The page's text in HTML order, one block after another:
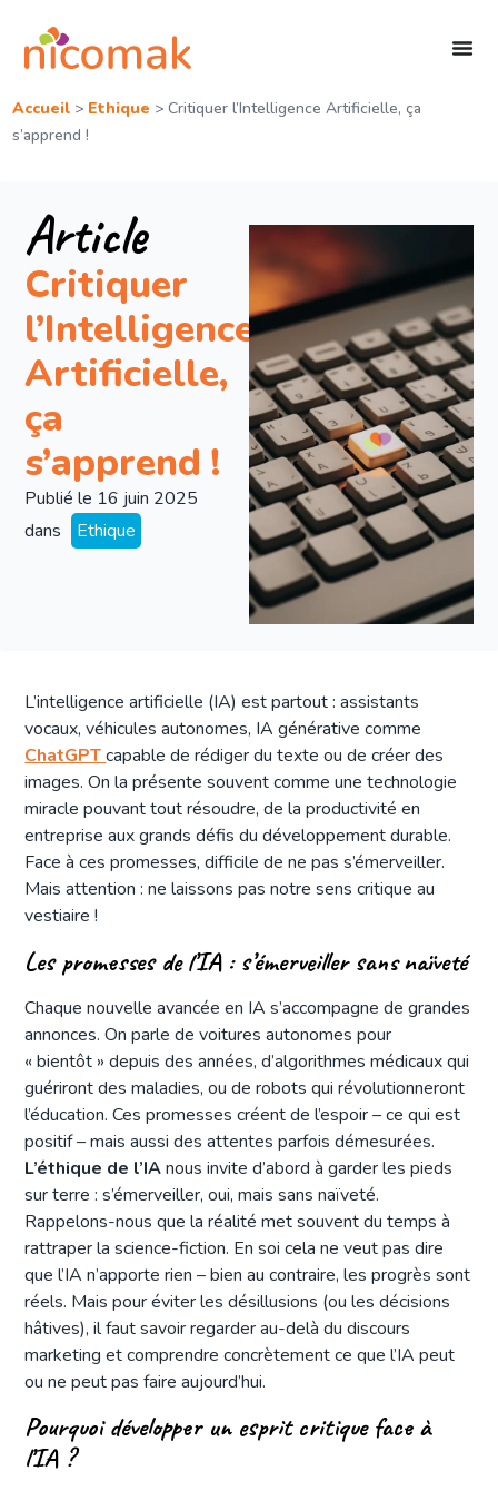
Accueil> Ethique > Critiquer l’Intelligence Artificielle, ça
s’apprend !
Article
Critiquer
l’Intelligence
Artificielle,
ça
s’apprend !
Publié le 16 juin 2025
dans
Ethique
L’intelligence artificielle (IA) est partout : assistants
vocaux, véhicules autonomes, IA générative comme
ChatGPTcapable de rédiger du texte ou de créer des
images. On la présente souvent comme une technologie
miracle pouvant tout résoudre, de la productivité en
entreprise aux grands défis du développement durable.
Face à ces promesses, difficile de ne pas s’émerveiller.
Mais attention : ne laissons pas notre sens critique au
vestiaire !
Les promesses de l’IA : s’émerveiller sans naïveté
Chaque nouvelle avancée en IA s’accompagne de grandes
annonces. On parle de voitures autonomes pour
« bientôt » depuis des années, d’algorithmes médicaux qui
guériront des maladies, ou de robots qui révolutionneront
l’éducation. Ces promesses créent de l’espoir – ce qui est
positif – mais aussi des attentes parfois démesurées.
L’éthique de l’IAnous invite d’abord à garder les pieds
sur terre : s’émerveiller, oui, mais sans naïveté.
Rappelons-nous que la réalité met souvent du temps à
rattraper la science-fiction. En soi cela ne veut pas dire
que l’IA n’apporte rien – bien au contraire, les progrès sont
réels. Mais pour éviter les désillusions (ou les décisions
hâtives), il faut savoir regarder au-delà du discours
marketing et comprendre concrètement ce que l’IA peut
ou ne peut pas faire aujourd’hui.
Pourquoi développer un esprit critique face à
l’IA ?